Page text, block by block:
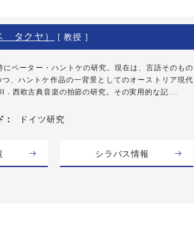
タクヤ） [ 教授 ]
にペーター・ハントケの研究。現在は、言語そのもの
、ハントケ作品の一背景としてのオーストリア現代
．西欧古典音楽の拍節の研究。その実用的な記 ...
ドイツ研究
シラバス情報